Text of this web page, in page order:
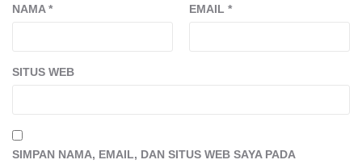
NAMA* EMAIL *
SITUS WEB
SIMPAN NAMA, EMAIL, DAN SITUS WEB SAYA PADA